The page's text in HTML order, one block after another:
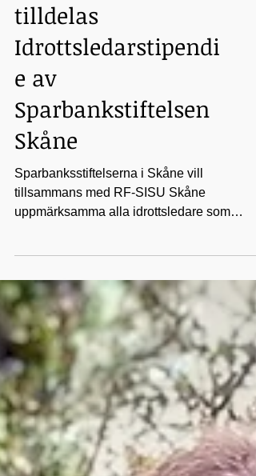
Mioara Roubroeks
tilldelas
Idrottsledarstipendi
e av
Sparbankstiftelsen
Skåne
Sparbanksstiftelserna i Skåne vill